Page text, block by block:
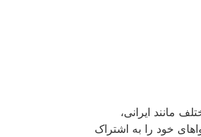
مانند ایرانی،
خود را به اشتراک